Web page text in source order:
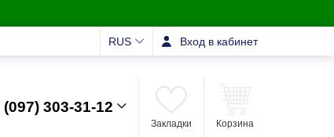
RUS Вход в кабинет
(097) 303-31-12
Закладки Корзина